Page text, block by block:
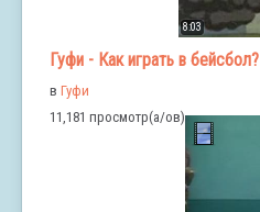
8:03
Гуфи - Как играть в бейсбол?
в Гуфи
11,181 просмотр(а/ов)